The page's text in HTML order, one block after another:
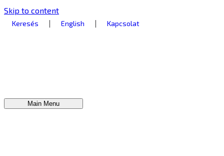
Skip to content
Keresés | English | Kapcsolat
Main Menu